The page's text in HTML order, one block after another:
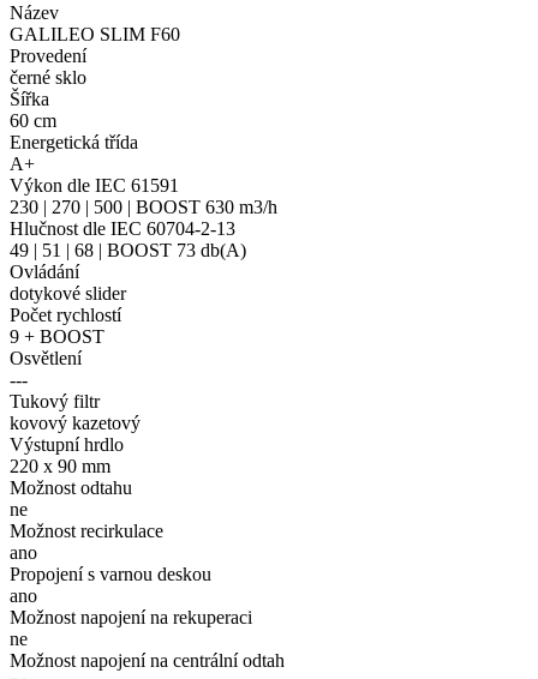
Název
GALILEO SLIM F60
Provedení
černé sklo
Šířka
60 cm
Energetická třída
A+
Výkon dle IEC 61591
230 | 270 | 500 | BOOST 630 m3/h
Hlučnost dle IEC 60704-2-13
49 | 51 | 68 | BOOST 73 db(A)
Ovládání
dotykové slider
Počet rychlostí
9 + BOOST
Osvětlení
---
Tukový filtr
kovový kazetový
Výstupní hrdlo
220 x 90 mm
Možnost odtahu
ne
Možnost recirkulace
ano
Propojení s varnou deskou
ano
Možnost napojení na rekuperaci
ne
Možnost napojení na centrální odtah